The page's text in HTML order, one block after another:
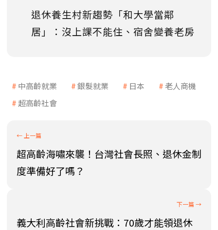
退休養生村新趨勢「和大學當鄰
居」：沒上課不能住、宿舍變養老房
中高齡就業 銀髮就業 日本
老人商機
超高齡社會
超高齡海嘯來襲！台灣社會長照、退休金制
度準備好了嗎？
義大利高齡社會新挑戰：70歲才能領退休